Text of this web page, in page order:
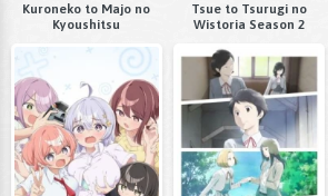
Kuroneko to Majo no
Kyoushitsu
Tsue to Tsurugi no
Wistoria Season 2